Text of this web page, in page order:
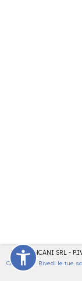
LDT - PANCANI SRL -
Cookies
- Rivedi le tue